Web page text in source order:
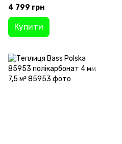
4 799 грн
Купити